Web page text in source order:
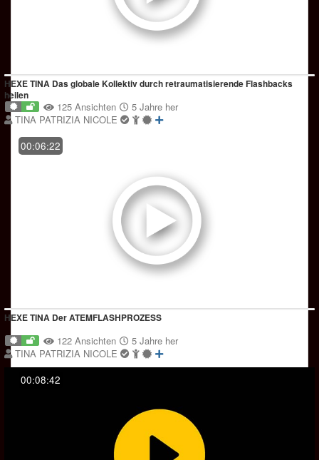
HEXE TINA Das globale Kollektiv durch retraumatisierende Flashbacks
heilen
125 Ansichten
5 Jahre her
TINA PATRIZIA NICOLE
00:06:22
HEXE TINA Der ATEMFLASHPROZESS
122 Ansichten
5 Jahre her
TINA PATRIZIA NICOLE
00:08:42